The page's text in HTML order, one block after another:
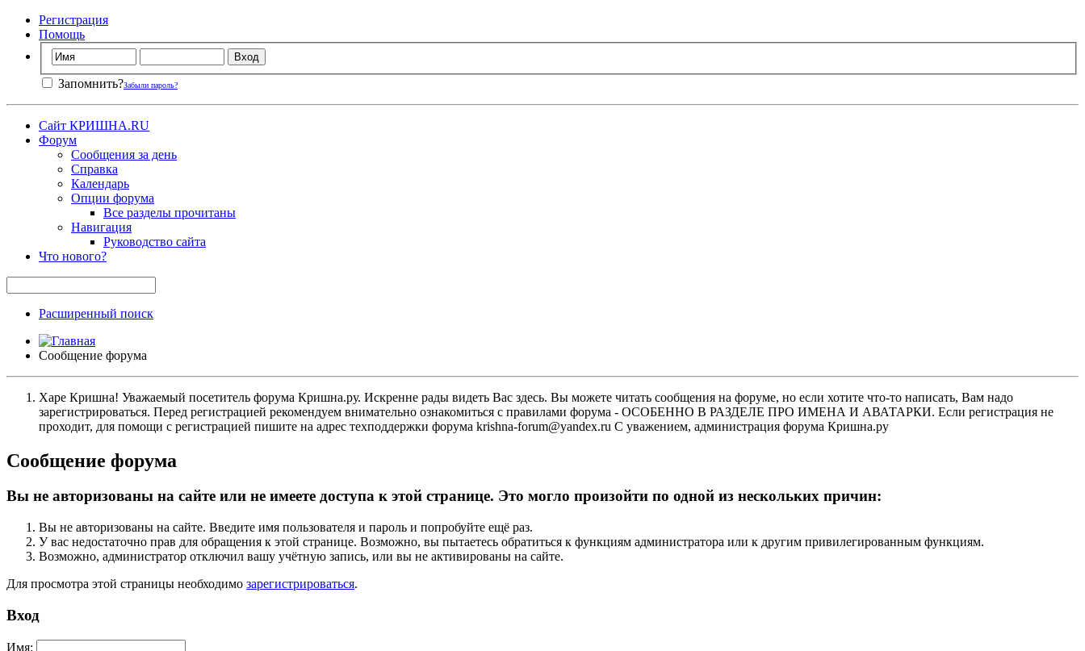
Регистрация
Помощь
Запомнить?Забыли пароль?
Сайт КРИШНА.RU
Форум
Сообщения за день
Справка
Календарь
Опции форума
Все разделы прочитаны
Навигация
Руководство сайта
Что нового?
Расширенный поиск
Сообщение форума
Харе Кришна! Уважаемый посетитель форума Кришна.ру. Искренне рады видеть Вас здесь. Вы можете читать сообщения на форуме, но если хотите что-то написать, Вам надо
зарегистрироваться. Перед регистрацией рекомендуем внимательно ознакомиться с правилами форума - ОСОБЕННО В РАЗДЕЛЕ ПРО ИМЕНА И АВАТАРКИ. Если регистрация не
проходит, для помощи с регистрацией пишите на адрес техподдержки форума krishna-forum@yandex.ru С уважением, администрация форума Кришна.ру
Сообщение форума
Вы не авторизованы на сайте или не имеете доступа к этой странице. Это могло произойти по одной из нескольких причин:
Вы не авторизованы на сайте. Введите имя пользователя и пароль и попробуйте ещё раз.
У вас недостаточно прав для обращения к этой странице. Возможно, вы пытаетесь обратиться к функциям администратора или к другим привилегированным функциям.
Возможно, администратор отключил вашу учётную запись, или вы не активированы на сайте.
Для просмотра этой страницы необходимо зарегистрироваться.
Вход
Имя: